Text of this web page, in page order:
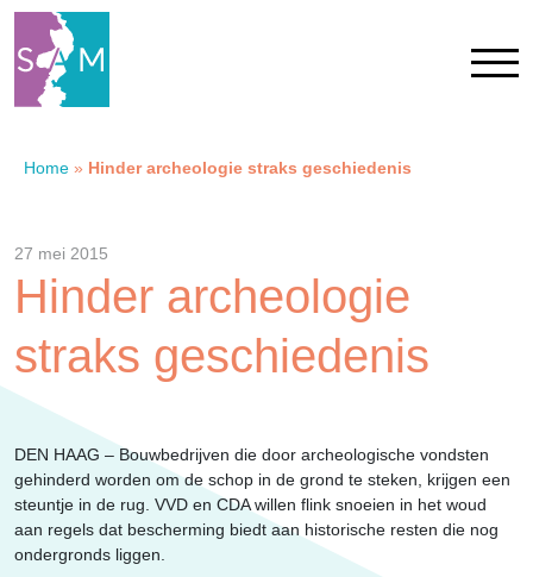
Contact
SAM Limburg
Overheid
Erfgoed
Home » Hinder archeologie straks geschiedenis
27 mei 2015
Hinder archeologie
straks geschiedenis
DEN HAAG – Bouwbedrijven die door archeologische vondsten
gehinderd worden om de schop in de grond te steken, krijgen een
steuntje in de rug. VVD en CDA willen flink snoeien in het woud
aan regels dat bescherming biedt aan historische resten die nog
ondergronds liggen.